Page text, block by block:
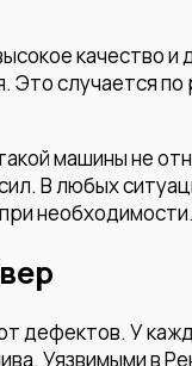
качество
случается
машины не
В любых
необходимости.
дефектов. У
Уязвимыми в